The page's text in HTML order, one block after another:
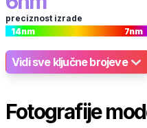
preciznost izrade
14nm 7nm
Vidi sve ključne brojeve
Fotografije